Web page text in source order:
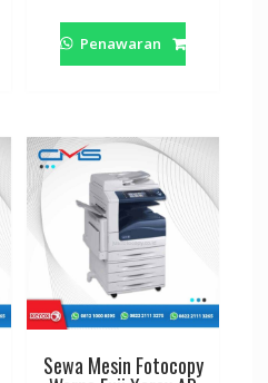
Penawaran
Sewa Mesin Fotocopy